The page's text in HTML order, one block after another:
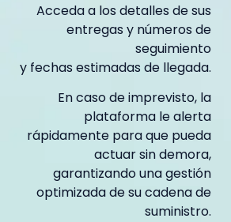
Acceda a los detalles de sus
entregas y números de
seguimiento
y fechas estimadas de llegada.
En caso de imprevisto, la
plataforma le alerta
rápidamente para que pueda
actuar sin demora,
garantizando una gestión
optimizada de su cadena de
suministro.